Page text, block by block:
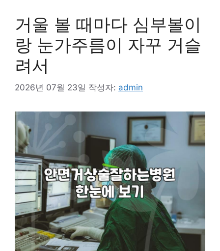
거울 볼 때마다 심부볼이
랑 눈가주름이 자꾸 거슬
려서
2026년 07월 23일 작성자: admin